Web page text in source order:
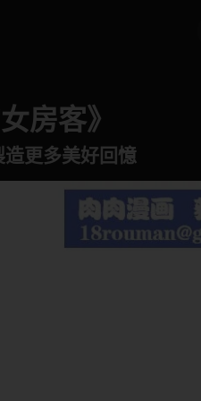
房客》
更多美好回憶